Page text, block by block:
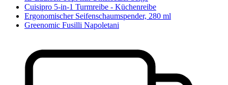
Cuisipro 5-in-1 Turmreibe - Küchenreibe
Ergonomischer Seifenschaumspender, 280 ml
Greenomic Fusilli Napoletani